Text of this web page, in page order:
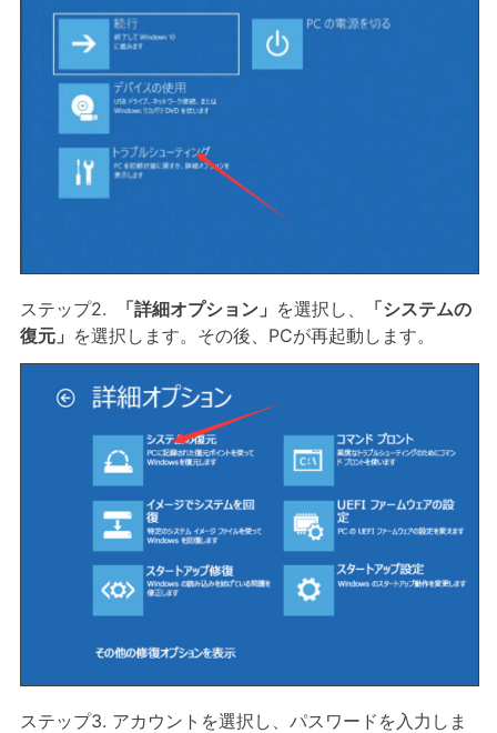
ステップ2. 「詳細オプション」 を選択し、
「システムの
復元」 を選択します。その後、PCが再起動します。
ステップ3. アカウントを選択し、パスワードを入力しま